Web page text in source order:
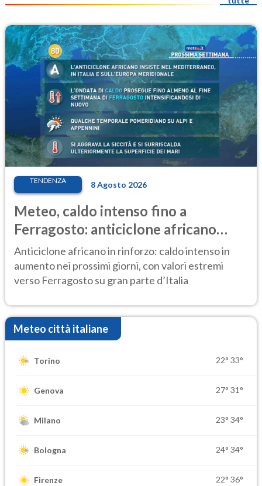
TENDENZA 8 Agosto 2026
Meteo, caldo intenso fino a
Ferragosto: anticiclone africano
ancora protagonista
Anticiclone africano in rinforzo: caldo intenso in
aumento nei prossimi giorni, con valori estremi
verso Ferragosto su gran parte d’Italia
Meteo città italiane
Torino 22° 33°
Genova 27° 31°
Milano 23° 34°
Bologna 24° 34°
Firenze 22° 36°